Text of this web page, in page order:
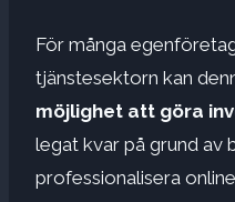
För många
tjänstesektorn kan
möjlighet att göra
legat kvar på grund av
professionalisera